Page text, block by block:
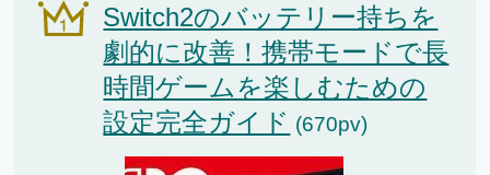
Switch2のバッテリー持ちを
劇的に改善！携帯モードで長
時間ゲームを楽しむための
設定完全ガイド (670pv)